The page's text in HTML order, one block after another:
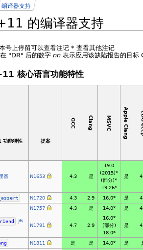
的编译器支持
编译器支持
号上停留可以查看注记 * 查看其他注记
"DR" 后的数字 nn 表示应用该缺陷报告的目
核心语言功能特性
能特性 提案
GCC Clang MSVC Apple Clang
器 N1653 4.3 是
19.0
(2015)*
(部分)*
19.26*
是
N1720 4.3 2.9 16.0* 是
N1757 4.3 是 14.0* 是
声
N1791 4.7 2.9
16.0*
(部分)
18.0*
是
N1811 是 是 14.0* 是